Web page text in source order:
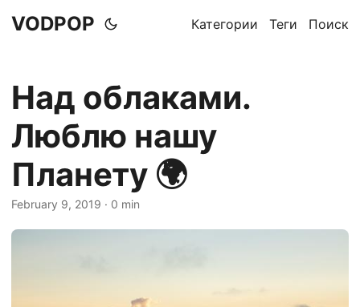
VODPOP Категории Теги Поиск
Над облаками.
Люблю нашу
Планету 🌍
February 9, 2019 · 0 min